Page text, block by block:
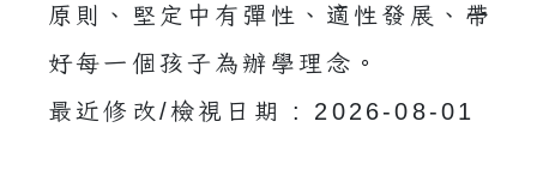
原則、堅定中有彈性、適性發展、帶
好每一個孩子為辦學理念。
最近修改/檢視日期 : 2026-08-01